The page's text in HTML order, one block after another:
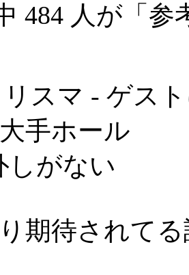
484 人が「参
リスマ - ゲス
手ホール
しがない
期待されてる